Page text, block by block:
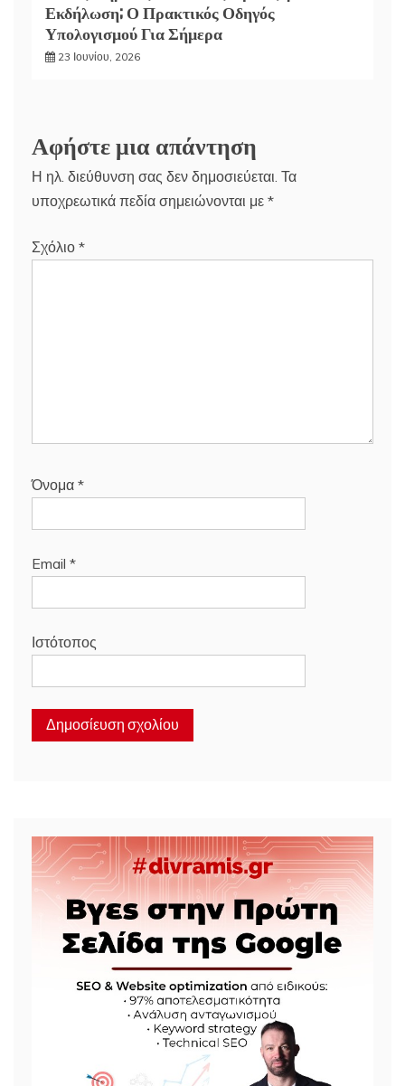
Εκδήλωση; Ο Πρακτικός Οδηγός
Υπολογισμού Για Σήμερα
23 Ιουνίου, 2026
Αφήστε μια απάντηση
Η ηλ. διεύθυνση σας δεν δημοσιεύεται. Τα
υποχρεωτικά πεδία σημειώνονται με *
Σχόλιο *
Όνομα *
Email *
Ιστότοπος